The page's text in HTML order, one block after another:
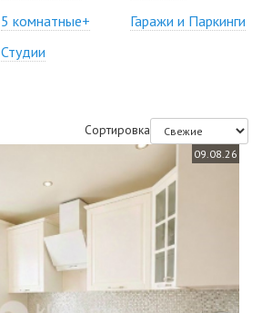
5 комнатные+
Студии
Гаражи и Паркинги
Сортировка
09.08.26